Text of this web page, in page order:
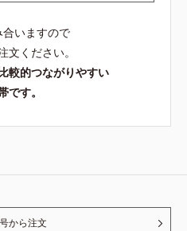
合いますので
文ください。
較的つながりやすい
です。
から注文